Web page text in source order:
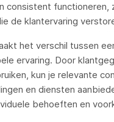
consistent functioneren,
de klantervaring
het verschil tussen
ervaring. Door
kun je relevante
en diensten
behoeften en